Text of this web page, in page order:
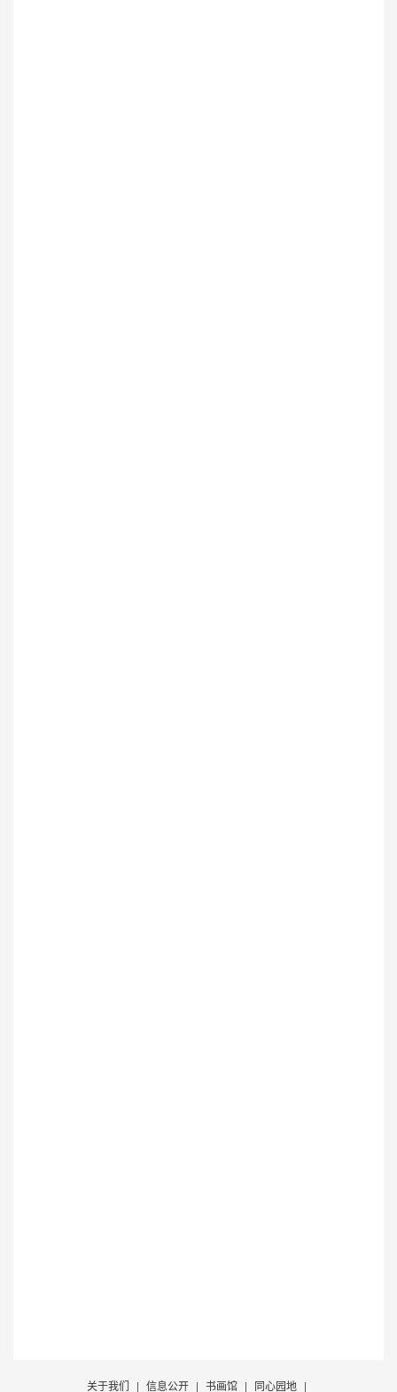
关于我们 | 信息公开 | 书画馆 | 同心园地 |